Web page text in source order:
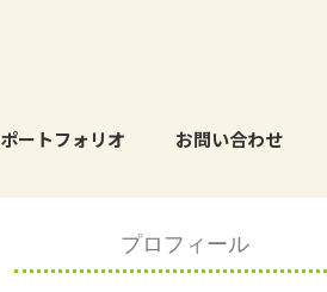
ポートフォリオ お問い合わせ
プロフィール